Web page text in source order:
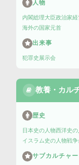
人物
内閣総理大臣政治家経
海外の国家元首
出来事
犯罪史 展示会
教養・カル
歴史
日本史の人物西洋史の
イスラム史の人物戦争
サブカルチャー